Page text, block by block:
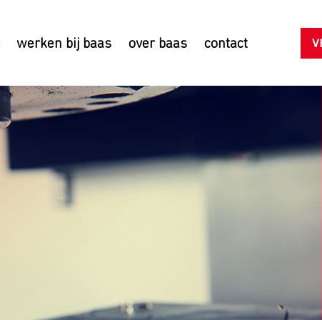
werken bij baas over baas contact